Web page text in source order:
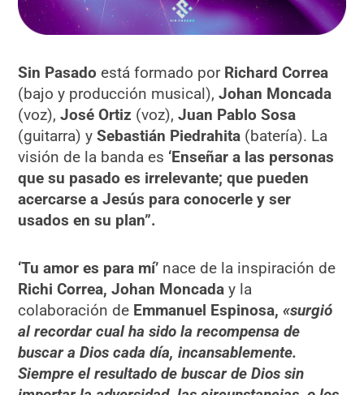
Sin Pasado está formado porRichard Correa
(bajo y producción musical), Johan Moncada
(voz), José Ortiz (voz), Juan Pablo Sosa
(guitarra) y Sebastián Piedrahita (batería). La
visión de la banda es ‘Enseñar a las personas
que su pasado es irrelevante; que pueden
acercarse a Jesús para conocerle y ser
usados en su plan”.
‘Tu amor es para mí’ nace de la inspiración de
Richi Correa, Johan Moncada y la
colaboración de Emmanuel Espinosa,«surgió
al recordar cual ha sido la recompensa de
buscar a Dios cada día, incansablemente.
Siempre el resultado de buscar de Dios sin